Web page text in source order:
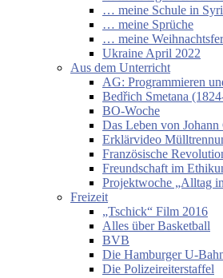
… meine Schule in
… meine Sprüche
… meine
Ukraine April 2022
Aus dem Unterricht
AG: Programmieren
Bedřich Smetana
BO-Woche
Das Leben von
Erklärvideo
Französische
Freundschaft im
Projektwoche „Alltag
Freizeit
„Tschick“ Film 2016
Alles über Basketball
BVB
Die Hamburger U-
Die Polizeireiterstaffel